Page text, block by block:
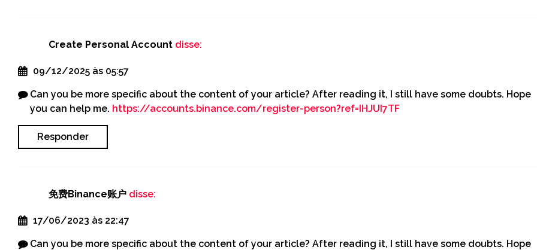
Create Personal Account disse:
09/12/2025 às 05:57
Can you be more specific about the content of your article? After reading it, I still have some doubts. Hope
you can help me. https://accounts.binance.com/register-person?ref=IHJUI7TF
Responder
免费Binance账户 disse:
17/06/2023 às 22:47
Can you be more specific about the content of your article? After reading it, I still have some doubts. Hope